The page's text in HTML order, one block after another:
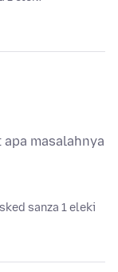
masalahnya
sanza 1 eleki